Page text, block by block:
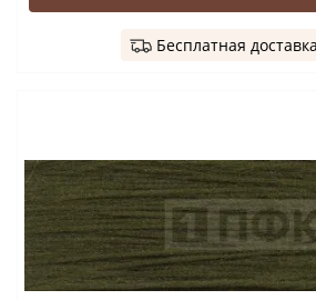
Бесплатная